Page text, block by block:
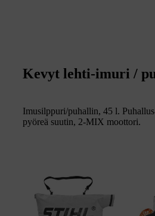
Kevyt lehti-imuri /
Imusilppuri/puhallin, 45 l.
pyöreä suutin, 2-MIX moottori.